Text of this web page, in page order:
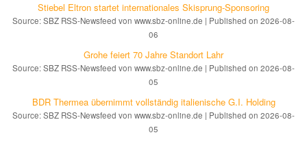
Stiebel Eltron startet internatio­nales Ski­sprung-Spon­soring
Source: SBZ RSS-Newsfeed von www.sbz-online.de
Published on 2026-08-
06
Grohe feiert 70 Jahre Standort Lahr
Source: SBZ RSS-Newsfeed von www.sbz-online.de
Published on 2026-08-
05
BDR Thermea übernimmt vollständig italienische G.I. Holding
Source: SBZ RSS-Newsfeed von www.sbz-online.de
Published on 2026-08-
05